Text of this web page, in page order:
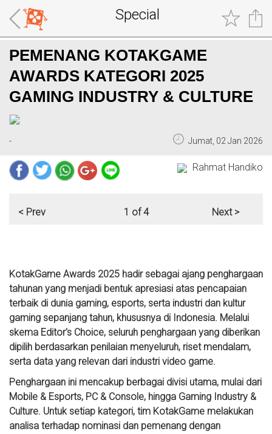
Special
PEMENANG KOTAKGAME
AWARDS KATEGORI 2025
GAMING INDUSTRY & CULTURE
- Jumat, 02 Jan 2026
Rahmat Handiko
< Prev 1 of 4 Next >
KotakGame Awards 2025 hadir sebagai ajang penghargaan
tahunan yang menjadi bentuk apresiasi atas pencapaian
terbaik di dunia gaming, esports, serta industri dan kultur
gaming sepanjang tahun, khususnya di Indonesia. Melalui
skema Editor's Choice, seluruh penghargaan yang diberikan
dipilih berdasarkan penilaian menyeluruh, riset mendalam,
serta data yang relevan dari industri video game.
Penghargaan ini mencakup berbagai divisi utama, mulai dari
Mobile & Esports, PC & Console, hingga Gaming Industry &
Culture. Untuk setiap kategori, tim KotakGame melakukan
analisa terhadap nominasi dan pemenang dengan